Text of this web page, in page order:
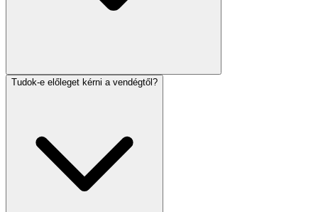
Tudok-e előleget kérni a vendégtől?